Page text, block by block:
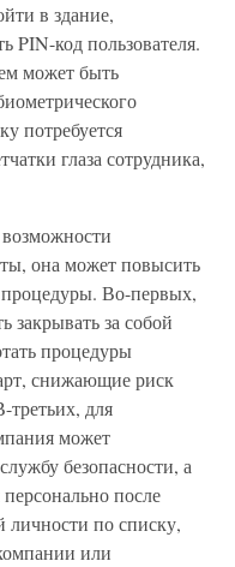
в здание,
PIN-код пользователя.
может быть
потребуется
глаза сотрудника,
она может повысить
процедуры. Во-первых,
закрывать за собой
процедуры
снижающие риск
для
может
безопасности, а
после
личности по списку,
или